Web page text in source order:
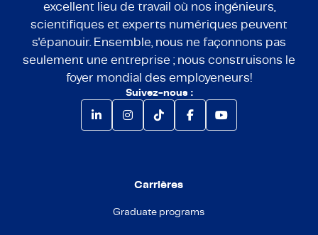
excellent lieu de travail où nos ingénieurs,
scientifiques et experts numériques peuvent
s'épanouir. Ensemble, nous ne façonnons pas
seulement une entreprise ; nous construisons le
foyer mondial des employeneurs!
Suivez-nous :
Carrières
Graduate programs